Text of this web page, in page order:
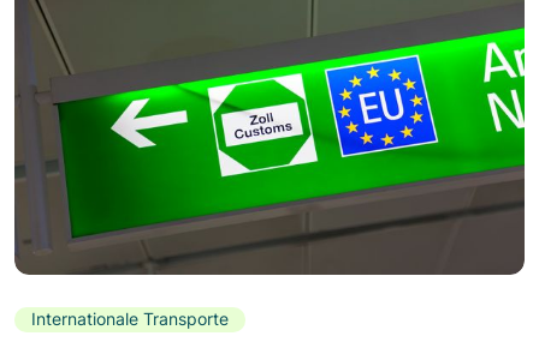
Internationale Transporte